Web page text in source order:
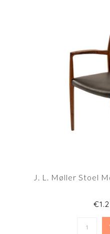
J. L. Møller Stoel